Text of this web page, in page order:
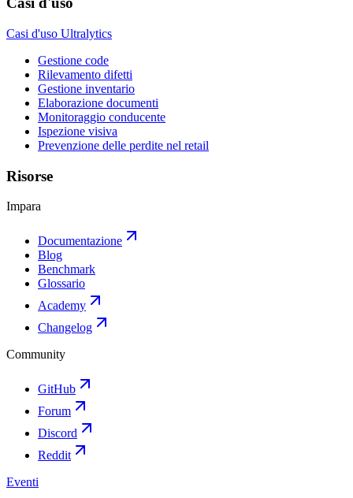
Casi d'uso Ultralytics
Gestione code
Rilevamento difetti
Gestione inventario
Elaborazione documenti
Monitoraggio conducente
Ispezione visiva
Prevenzione delle perdite nel retail
Risorse
Impara
Documentazione
Blog
Benchmark
Glossario
Academy
Changelog
Community
GitHub
Forum
Discord
Reddit
Eventi